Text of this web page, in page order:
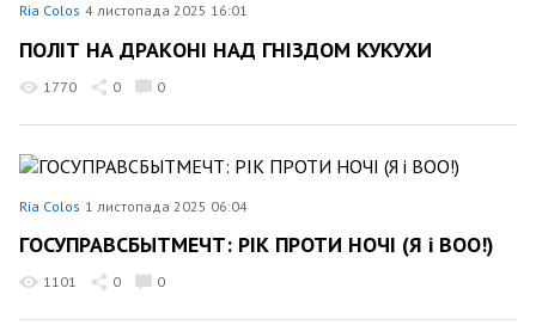
Ria Colos 4 листопада 2025 16:01
ПОЛІТ НА ДРАКОНІ НАД ГНІЗДОМ КУКУХИ
1770 0 0
Ria Colos 1 листопада 2025 06:04
ГОСУПРАВСБЫТМЕЧТ: РІК ПРОТИ НОЧІ (Я і ВОО!)
1101 0 0